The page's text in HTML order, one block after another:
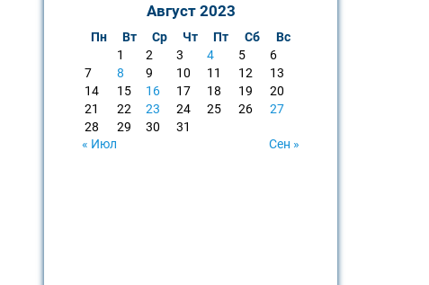
Август 2023
Пн Вт Ср Чт Пт Сб
Вс
1
2 3 4 5
6
7
8 9 10 11 12
13
14
15 16 17 18 19
20
21
22 23 24 25 26
27
28
29 30
31
« Июл
Сен »